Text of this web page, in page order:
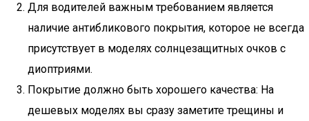
Для водителей важным требованием является
наличие антибликового покрытия, которое не всегда
присутствует в моделях солнцезащитных очков с
диоптриями.
Покрытие должно быть хорошего качества: На
дешевых моделях вы сразу заметите трещины и